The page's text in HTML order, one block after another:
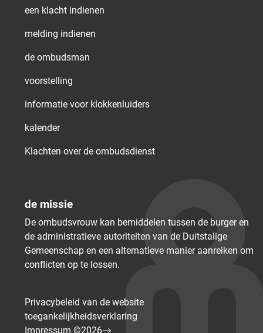
een klacht indienen
melding indienen
de ombudsman
voorstelling
informatie voor klokkenluiders
kalender
Klachten over de ombudsdienst
de missie
De ombudsvrouw kan bemiddelen tussen de burger en
de administratieve autoriteiten van de Duitstalige
Gemeenschap en een alternatieve manier aanreiken om
conflicten op te lossen.
Privacybeleid van de website
toegankelijkheidsverklaring
Impressum ©2026